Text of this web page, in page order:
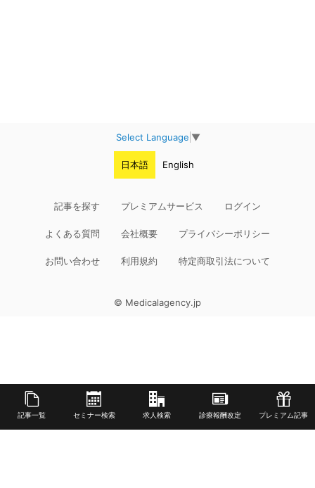
記事一覧 セミナー検索 求人検索 診療報酬改定 プレミアム記事
Select Language ▼
日本語 English
記事を探す プレミアムサービス ログイン
よくある質問 会社概要 プライバシーポリシー
お問い合わせ 利用規約 特定商取引法について
© Medicalagency.jp